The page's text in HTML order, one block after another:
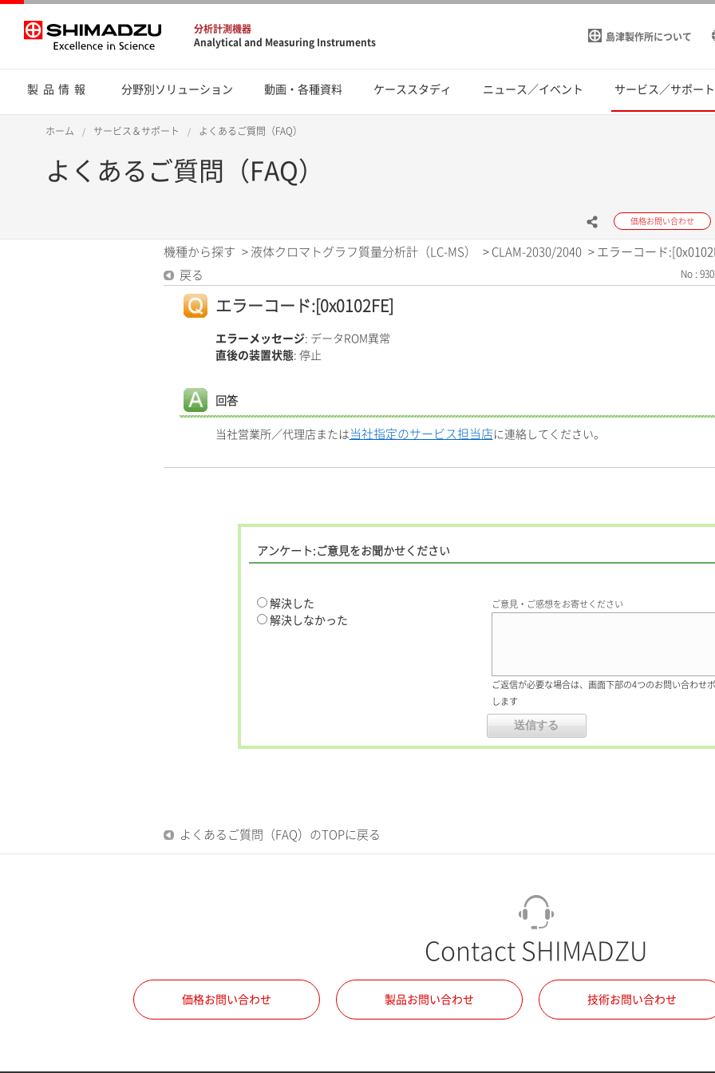
分析計測機器
Analytical and Measuring Instruments
島津製作所について
製品情報 分野別ソリューション 動画・各種資料 ケーススタディ ニュース／イベント サービス／サポート
ホーム サービス＆サポート よくあるご質問（FAQ）
よくあるご質問（FAQ）
価格お問い合わせ
機種から探す > 液体クロマトグラフ質量分析計（LC-MS） > CLAM-2030/2040 > エラーコード
戻る
No :
エラーコード:[0x0102FE]
エラーメッセージ: データROM異常
直後の装置状態: 停止
回答
当社営業所／代理店または 当社指定のサービス担当店に連絡してください。
アンケート:ご意見をお聞かせください
解決した
解決しなかった
ご意見・ご感想をお寄せください
ご返信が必要な場合は、画面下部の4つのお問い合わせ
します
よくあるご質問（FAQ）のTOPに戻る
Contact SHIMADZU
価格お問い合わせ 製品お問い合わせ 技術お問い合わせ